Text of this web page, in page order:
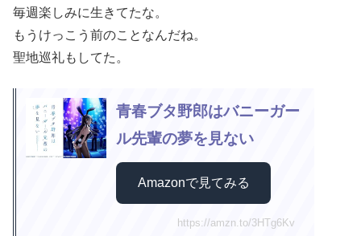
毎週楽しみに生きてたな。
もうけっこう前のことなんだね。
聖地巡礼もしてた。
青春ブタ野郎はバニーガー
ル先輩の夢を見ない
Amazonで見てみる
https://amzn.to/3HTg6Kv